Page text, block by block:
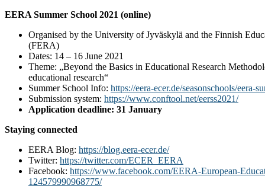
EERA Summer School 2021 (online)
Organised by the University of Jyväskylä and the Finnish
(FERA)
Dates: 14 – 16 June 2021
Theme: „Beyond the Basics in Educational Research
educational research“
Summer School Info: https://eera-ecer.de/seasonschools/eera-
Submission system: https://www.conftool.net/eerss2021/
Application deadline: 31 January
Staying connected
EERA Blog: https://blog.eera-ecer.de/
Twitter: https://twitter.com/ECER_EERA
Facebook: https://www.facebook.com/EERA-European-
124579990968775/